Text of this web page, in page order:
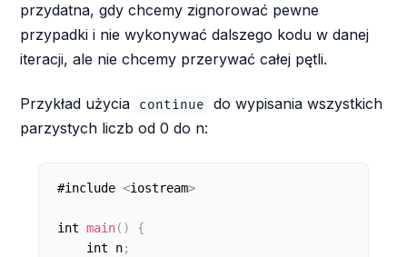
przydatna, gdy chcemy zignorować pewne
przypadki i nie wykonywać dalszego kodu w danej
iteracji, ale nie chcemy przerywać całej pętli.
Przykład użycia continue
do wypisania wszystkich
parzystych liczb od 0 do n:
#include <iostream>
int main( )
{
    int n
;